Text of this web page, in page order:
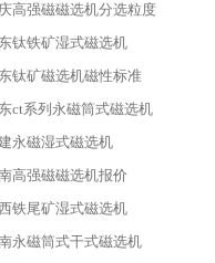
高强磁磁选机分选粒度
钛铁矿湿式磁选机
钛矿磁选机磁性标准
ct系列永磁筒式磁选机
永磁湿式磁选机
高强磁磁选机报价
铁尾矿湿式磁选机
永磁筒式干式磁选机